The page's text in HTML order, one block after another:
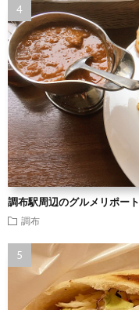
調布駅周辺のグルメリポート
調布